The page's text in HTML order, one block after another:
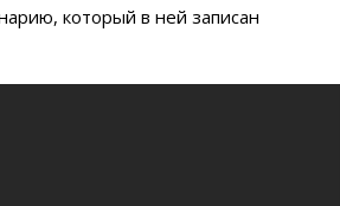
который в ней записан